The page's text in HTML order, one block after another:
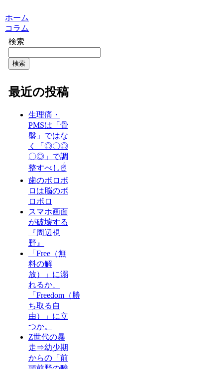
ホーム
コラム
検索
検索
最近の投稿
生理痛・
PMSは「骨
盤」ではな
く「◎〇◎
〇◎」で調
整すべし☝️
歯のボロボ
ロは脳のボ
ロボロ
スマホ画面
が破壊する
『周辺視
野』
「Free（無
料の解
放）」に溺
れるか、
「Freedom（勝
ち取る自
由）」に立
つか。
Z世代の暴
走⇒幼少期
からの「前